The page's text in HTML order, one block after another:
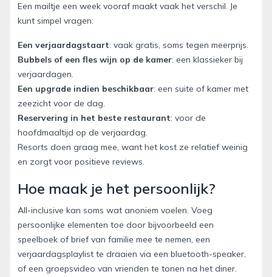
Een mailtje een week vooraf maakt vaak het verschil. Je
kunt simpel vragen:
Een verjaardagstaart: vaak gratis, soms tegen meerprijs.
Bubbels of een fles wijn op de kamer: een klassieker bij
verjaardagen.
Een upgrade indien beschikbaar: een suite of kamer met
zeezicht voor de dag.
Reservering in het beste restaurant: voor de
hoofdmaaltijd op de verjaardag.
Resorts doen graag mee, want het kost ze relatief weinig
en zorgt voor positieve reviews.
Hoe maak je het persoonlijk?
All-inclusive kan soms wat anoniem voelen. Voeg
persoonlijke elementen toe door bijvoorbeeld een
speelboek of brief van familie mee te nemen, een
verjaardagsplaylist te draaien via een bluetooth-speaker,
of een groepsvideo van vrienden te tonen na het diner.